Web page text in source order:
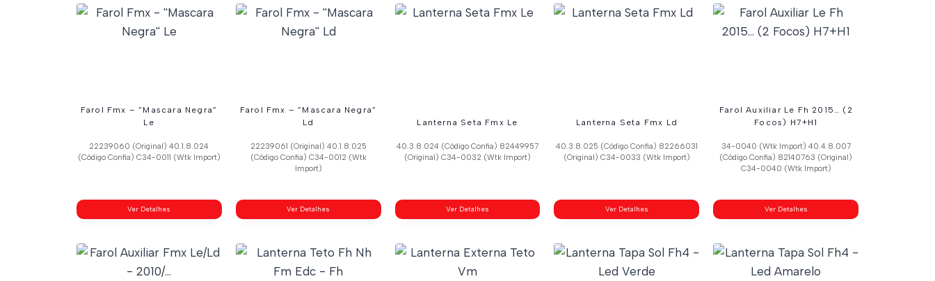
Farol Fmx – ”Mascara Negra”
Le
22239060 (Original) 40.1.8.024
(Código Confia) C34-0011 (Wtk Import)
Ver Detalhes
Farol Fmx – ”Mascara Negra”
Ld
22239061 (Original) 40.1.8.025
(Código Confia) C34-0012 (Wtk
Import)
Ver Detalhes
Lanterna Seta Fmx Le
40.3.8.024 (Código Confia) 82449957
(Original) C34-0032 (Wtk Import)
Ver Detalhes
Lanterna Seta Fmx Ld
40.3.8.025 (Código Confia) 82266031
(Original) C34-0033 (Wtk Import)
Ver Detalhes
Farol Auxiliar Le Fh 2015… (2
Focos) H7+H1
34-0040 (Wtk Import) 40.4.8.007
(Código Confia) 82140763 (Original)
C34-0040 (Wtk Import)
Ver Detalhes